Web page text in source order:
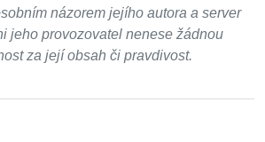
názorem jejího autora a server
jeho provozovatel nenese žádnou
za její obsah či pravdivost.